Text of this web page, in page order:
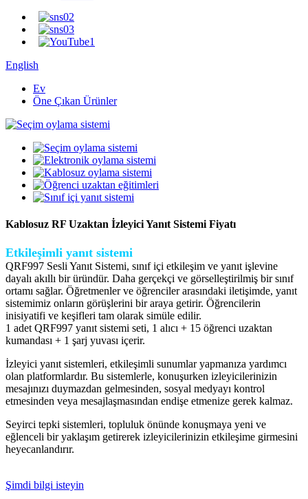
English
Ev
Öne Çıkan Ürünler
Kablosuz RF Uzaktan İzleyici Yanıt Sistemi Fiyatı
Etkileşimli yanıt sistemi
QRF997 Sesli Yanıt Sistemi, sınıf içi etkileşim ve yanıt işlevine
dayalı akıllı bir üründür. Daha gerçekçi ve görselleştirilmiş bir sınıf
ortamı sağlar. Öğretmenler ve öğrenciler arasındaki iletişimde, yanıt
sistemimiz onların görüşlerini bir araya getirir. Öğrencilerin
inisiyatifi ve keşifleri tam olarak simüle edilir.
1 adet QRF997 yanıt sistemi seti, 1 alıcı + 15 öğrenci uzaktan
kumandası + 1 şarj yuvası içerir.
İzleyici yanıt sistemleri, etkileşimli sunumlar yapmanıza yardımcı
olan platformlardır. Bu sistemlerle, konuşurken izleyicilerinizin
mesajınızı duymazdan gelmesinden, sosyal medyayı kontrol
etmesinden veya mesajlaşmasından endişe etmenize gerek kalmaz.
Seyirci tepki sistemleri, topluluk önünde konuşmaya yeni ve
eğlenceli bir yaklaşım getirerek izleyicilerinizin etkileşime girmesini
heyecanlandırır.
Şimdi bilgi isteyin